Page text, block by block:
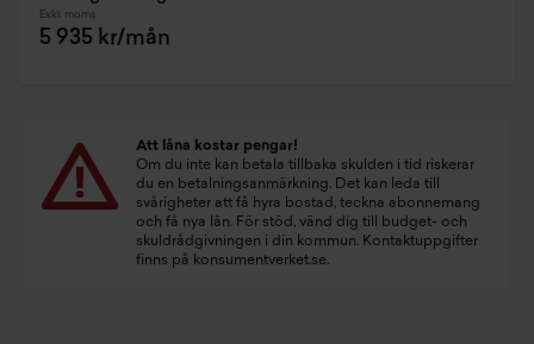
Exkl. moms
5 935 kr/mån
Att låna kostar pengar!
Om du inte kan betala tillbaka skulden i tid riskerar
du en betalningsanmärkning. Det kan leda till
svårigheter att få hyra bostad, teckna abonnemang
och få nya lån. För stöd, vänd dig till budget- och
skuldrådgivningen i din kommun. Kontaktuppgifter
finns på konsumentverket.se.